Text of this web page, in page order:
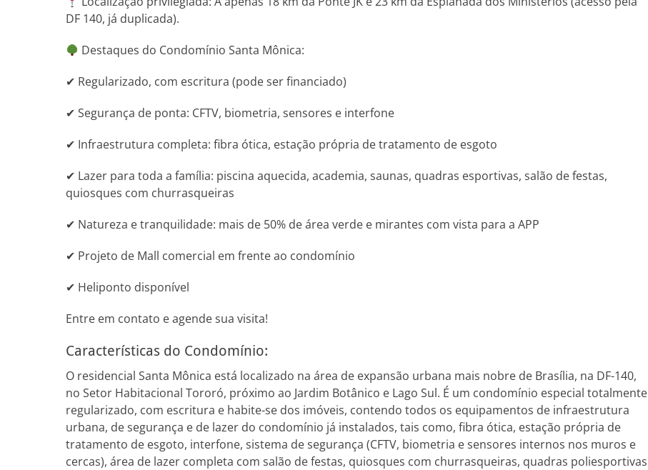
DF 140, já duplicada).
Destaques do Condomínio Santa Mônica:
✔ Regularizado, com escritura (pode ser financiado)
✔ Segurança de ponta: CFTV, biometria, sensores e interfone
✔ Infraestrutura completa: fibra ótica, estação própria de tratamento de esgoto
✔ Lazer para toda a família: piscina aquecida, academia, saunas, quadras esportivas, salão de festas,
quiosques com churrasqueiras
✔ Natureza e tranquilidade: mais de 50% de área verde e mirantes com vista para a APP
✔ Projeto de Mall comercial em frente ao condomínio
✔ Heliponto disponível
Entre em contato e agende sua visita!
Características do Condomínio:
O residencial Santa Mônica está localizado na área de expansão urbana mais nobre de Brasília, na DF-140,
no Setor Habitacional Tororó, próximo ao Jardim Botânico e Lago Sul. É um condomínio especial totalmente
regularizado, com escritura e habite-se dos imóveis, contendo todos os equipamentos de infraestrutura
urbana, de segurança e de lazer do condomínio já instalados, tais como, fibra ótica, estação própria de
tratamento de esgoto, interfone, sistema de segurança (CFTV, biometria e sensores internos nos muros e
cercas), área de lazer completa com salão de festas, quiosques com churrasqueiras, quadras poliesportivas